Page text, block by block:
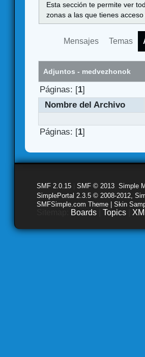
Esta sección te permite ver
zonas a las que tienes
Mensajes Temas
Adjuntos - medvezhonok
Páginas: [1]
Nombre del Archivo
Páginas: [1]
SMF 2.0.15 SMF © 2013 Simple
SimplePortal 2.3.5 © 2008-2012,
SMFSimple.com Theme | Skin
Boards Topics